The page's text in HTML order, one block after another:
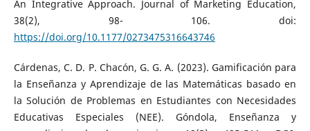
An Integrative Approach. Journal of Marketing Education,
38(2), 98- 106. doi:
https://doi.org/10.1177/0273475316643746
Cárdenas, C. D. P. Chacón, G. G. A. (2023). Gamificación para
la Enseñanza y Aprendizaje de las Matemáticas basado en
la Solución de Problemas en Estudiantes con Necesidades
Educativas Especiales (NEE). Góndola, Enseñanza y